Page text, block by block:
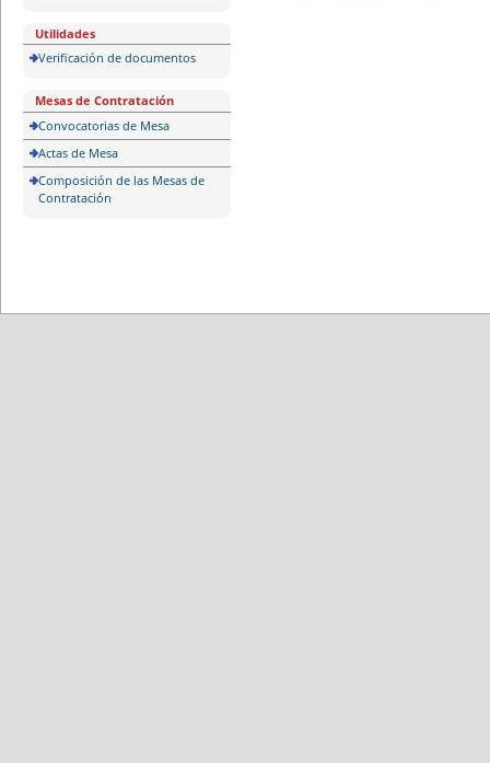
Utilidades
Verificación de documentos
Mesas de Contratación
Convocatorias de Mesa
Actas de Mesa
Composición de las Mesas de
Contratación